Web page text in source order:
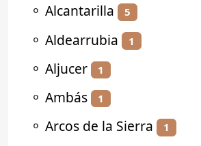
⚬ Alcantarilla 5
⚬ Aldearrubia 1
⚬ Aljucer 1
⚬ Ambás 1
⚬ Arcos de la Sierra 1